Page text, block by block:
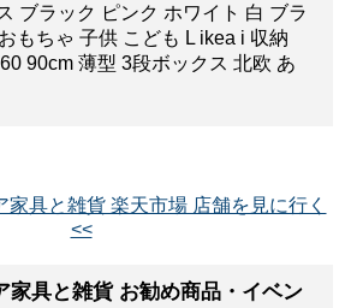
ブラック ピンク ホワイト 白 ブラ
もちゃ 子供 こども L ikea i 収納
90cm 薄型 3段ボックス 北欧 あ
具と雑貨 楽天市場 店舗を見に行く
<<
家具と雑貨 お勧め商品・イベン